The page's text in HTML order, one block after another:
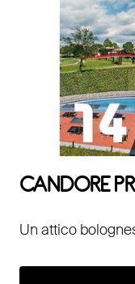
CANDORE
Un attico